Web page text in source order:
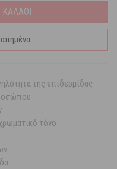
της επιδερμίδας
τόνο